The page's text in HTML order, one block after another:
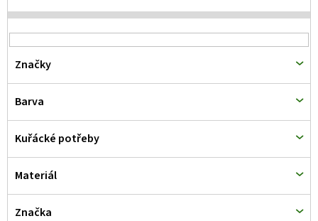
Značky
Barva
Kuřácké potřeby
Materiál
Značka
s
p
r
o
d
u
k
t
ů